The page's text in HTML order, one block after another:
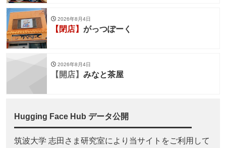
2026年8月4日
【閉店】 がっつぽーく
2026年8月4日
【開店】 みなと茶屋
Hugging Face Hub データ公開
筑波大学 志田さま研究室により当サイトをご利用して